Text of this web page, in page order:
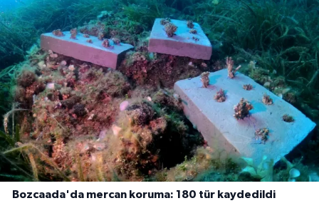
Bozcaada'da mercan koruma: 180 tür kaydedildi